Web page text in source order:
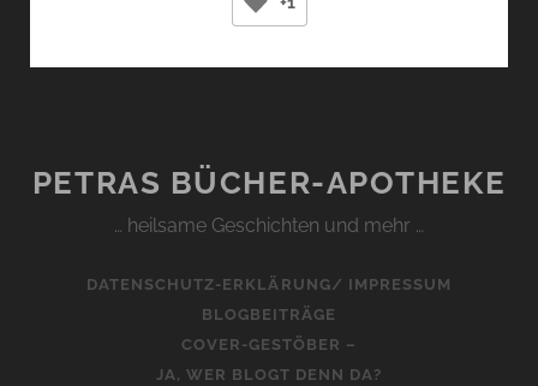
LAPPERT)
PETRAS BÜCHER-APOTHEKE
… heilsame Geschichten und mehr …
DATENSCHUTZ-ERKLÄRUNG/ IMPRESSUM
BLOGBEITRÄGE
COVER-GESTÖBER –
JA, WER BLOGT DENN DA?